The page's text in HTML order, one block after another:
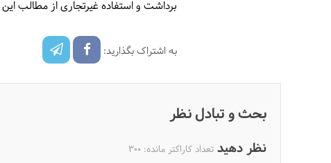
برداشت و استفاده غیرتجاری از مطالب
به اشتراک بگذارید:
بحث و تبادل نظر
نظر دهید تعداد کاراکتر مانده: 300